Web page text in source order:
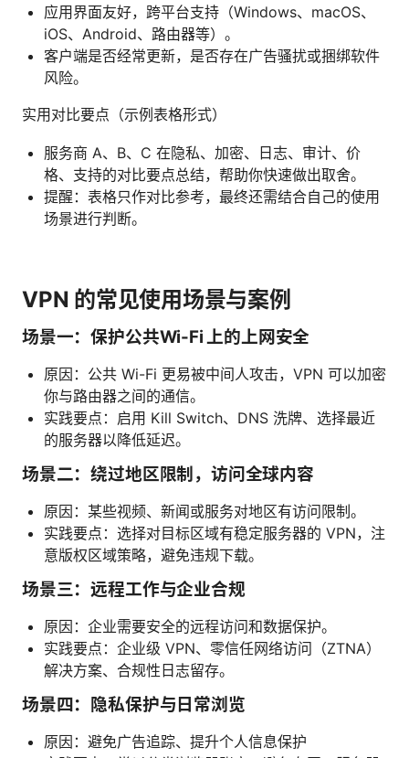
应用界面友好，跨平台支持（Windows、macOS、
iOS、Android、路由器等）。
客户端是否经常更新，是否存在广告骚扰或捆绑软件
风险。
实用对比要点（示例表格形式）
服务商 A、B、C 在隐私、加密、日志、审计、价
格、支持的对比要点总结，帮助你快速做出取舍。
提醒：表格只作对比参考，最终还需结合自己的使用
场景进行判断。
VPN 的常见使用场景与案例
场景一：保护公共Wi-Fi 上的上网安全
原因：公共 Wi-Fi 更易被中间人攻击，VPN 可以加密
你与路由器之间的通信。
实践要点：启用 Kill Switch、DNS 洗牌、选择最近
的服务器以降低延迟。
场景二：绕过地区限制，访问全球内容
原因：某些视频、新闻或服务对地区有访问限制。
实践要点：选择对目标区域有稳定服务器的 VPN，注
意版权区域策略，避免违规下载。
场景三：远程工作与企业合规
原因：企业需要安全的远程访问和数据保护。
实践要点：企业级 VPN、零信任网络访问（ZTNA）
解决方案、合规性日志留存。
场景四：隐私保护与日常浏览
原因：避免广告追踪、提升个人信息保护